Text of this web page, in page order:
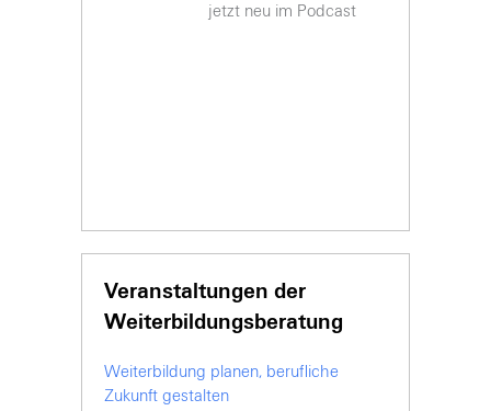
jetzt neu im Podcast
Veranstaltungen der
Weiterbildungsberatung
Weiterbildung planen, berufliche
Zukunft gestalten